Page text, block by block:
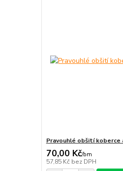
Pravouhlé obšití koberce
70,00 Kč/bm
57,85 Kč bez DPH